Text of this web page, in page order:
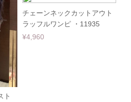
ト
チェーンネックカットアウト
ラッフルワンピ ・11935
¥4,960